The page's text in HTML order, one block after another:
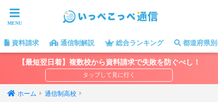
資料請求 通信制解説 総合ランキング 都道府県
【最短翌日着】複数校から資料請求で失敗を防ぐべし！
ホーム 通信制高校